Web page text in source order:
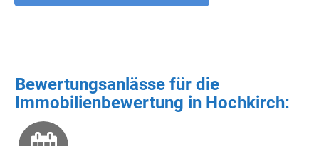
Bewertungsanlässe für die
Immobilienbewertung in Hochkirch: